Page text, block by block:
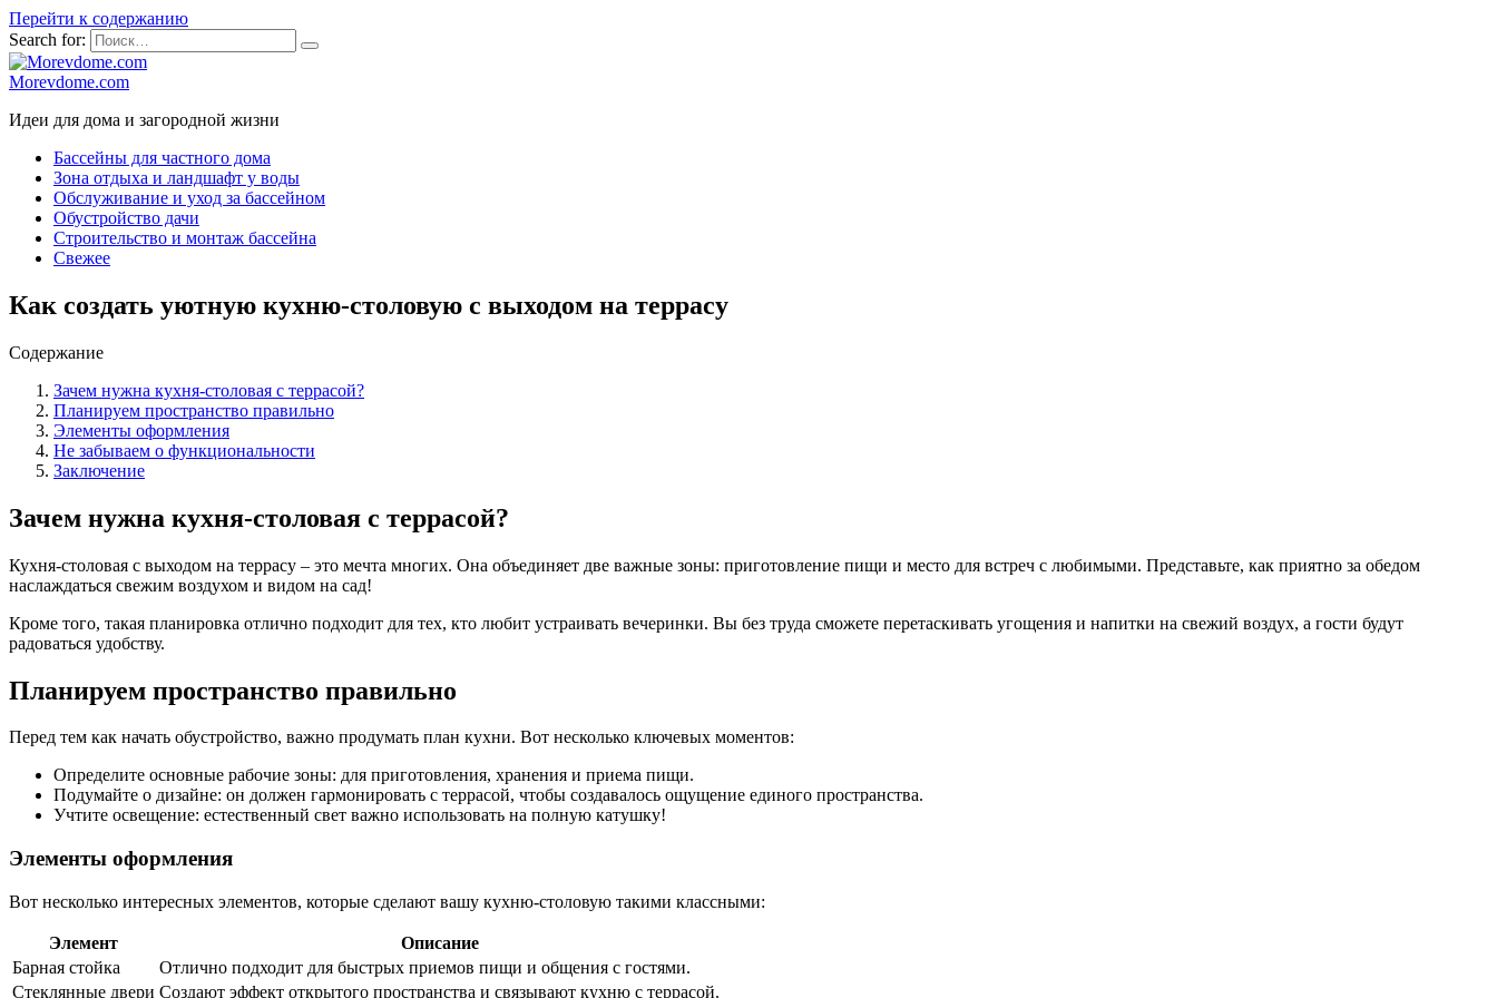
Перейти к содержанию
Search for:
Morevdome.com
Идеи для дома и загородной жизни
Бассейны для частного дома
Зона отдыха и ландшафт у воды
Обслуживание и уход за бассейном
Обустройство дачи
Строительство и монтаж бассейна
Свежее
Как создать уютную кухню-столовую с выходом на террасу
Содержание
Зачем нужна кухня-столовая с террасой?
Планируем пространство правильно
Элементы оформления
Не забываем о функциональности
Заключение
Зачем нужна кухня-столовая с террасой?
Кухня-столовая с выходом на террасу – это мечта многих. Она объединяет две важные зоны: приготовление пищи и место для встреч с любимыми. Представьте, как приятно за обедом
наслаждаться свежим воздухом и видом на сад!
Кроме того, такая планировка отлично подходит для тех, кто любит устраивать вечеринки. Вы без труда сможете перетаскивать угощения и напитки на свежий воздух, а гости будут
радоваться удобству.
Планируем пространство правильно
Перед тем как начать обустройство, важно продумать план кухни. Вот несколько ключевых моментов:
Определите основные рабочие зоны: для приготовления, хранения и приема пищи.
Подумайте о дизайне: он должен гармонировать с террасой, чтобы создавалось ощущение единого пространства.
Учтите освещение: естественный свет важно использовать на полную катушку!
Элементы оформления
Вот несколько интересных элементов, которые сделают вашу кухню-столовую такими классными:
Элемент
Описание
Барная стойка
Отлично подходит для быстрых приемов пищи и общения с гостями.
Стеклянные двери Создают эффект открытого пространства и связывают кухню с террасой.